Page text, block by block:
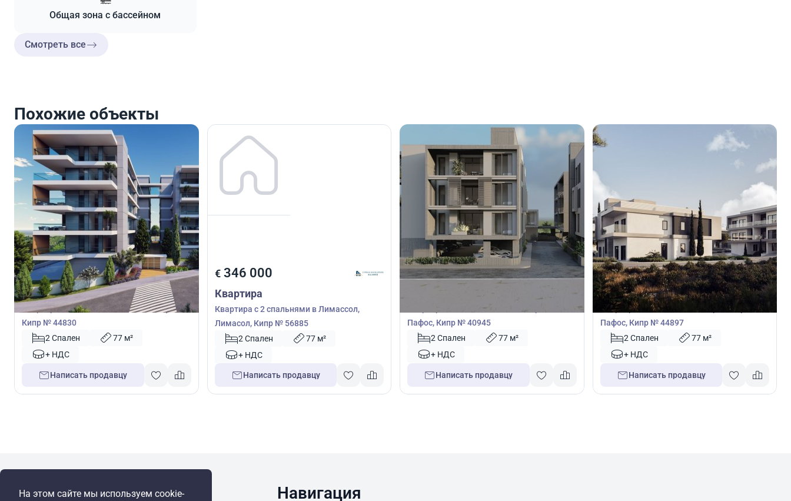
Общая зона с бассейном
Смотреть все
Похожие объекты
€345 000
Квартира
Квартира с 2 спальнями в Кония, Пафос,
Кипр № 44830
2 Спален
77 м²
+ НДС
Написать продавцу
€346 000
Квартира
Квартира с 2 спальнями в Лимассол,
Лимасол, Кипр № 56885
2 Спален
77 м²
+ НДС
Написать продавцу
€340 000
Квартира с 2 спальнями в Анаваргос,
Пафос, Кипр № 40945
2 Спален
77 м²
+ НДС
Написать продавцу
€340 000
Квартира
Квартира с 2 спальнями в Героскипу,
Пафос, Кипр № 44897
2 Спален
77 м²
+ НДС
Написать продавцу
На этом сайте мы используем cookie- Навигация